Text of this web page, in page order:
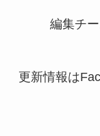
編集チ